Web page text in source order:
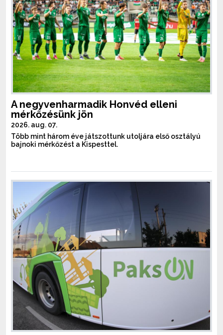
A negyvenharmadik Honvéd elleni
mérkőzésünk jön
2026. aug. 07.
Több mint három éve játszottunk utoljára első osztályú
bajnoki mérkőzést a Kispesttel.